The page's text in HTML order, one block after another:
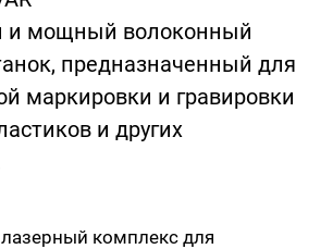
и мощный волоконный
предназначенный для
маркировки и гравировки
и других
комплекс для